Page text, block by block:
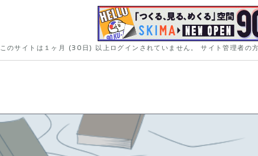
このサイトは１ヶ月 (30日) 以上ログインされていません。 サイト管理者の